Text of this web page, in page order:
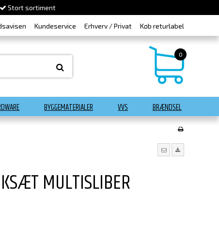
Stort sortiment
Kundeservice Erhverv / Privat Køb returlabel
0
BYGGEMATERIALER VVS BRÆNDSEL
MULTISLIBER